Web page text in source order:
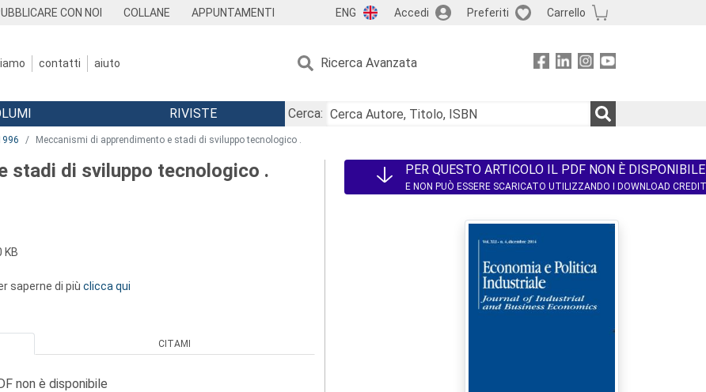
CON NOI COLLANE APPUNTAMENTI ENG Accedi Preferiti Carrello
contatti aiuto Ricerca Avanzata
RIVISTE
Cerca:
Meccanismi di apprendimento e stadi di sviluppo tecnologico .
stadi di sviluppo tecnologico .
KB
saperne di più clicca qui
CITAMI
non è disponibile
PER QUESTO ARTICOLO IL PDF NON È DISPONIBILE
E NON PUÒ ESSERE SCARICATO UTILIZZANDO I DOWNLOAD CREDIT